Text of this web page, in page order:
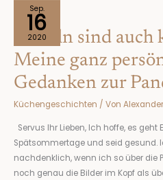
Sep.
16
2020
Nudeln sind auch
Meine ganz
Gedanken zur
Küchengeschichten / Von
Servus Ihr Lieben, Ich hoffe, es
Spätsommertage und seid gesund.
nachdenklich, wenn ich so über die
noch genau die Bilder im Kopf als
Nudeln
auch
keine
Lösung!
Meine
persönlichen
Gedanken
zur
Pandemie